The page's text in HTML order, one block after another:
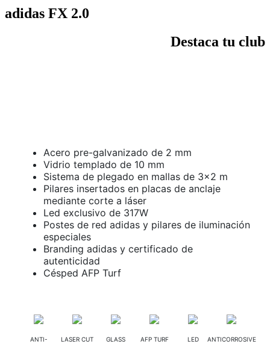
adidas FX 2.0
Destaca tu club
Acero pre-galvanizado de 2 mm
Vidrio templado de 10 mm
Sistema de plegado en mallas de 3×2 m
Pilares insertados en placas de anclaje
mediante corte a láser
Led exclusivo de 317W
Postes de red adidas y pilares de iluminación
especiales
Branding adidas y certificado de
autenticidad
Césped AFP Turf
ANTI-
LASER CUT
GLASS AFP TURF LED
ANTICORROSIVE